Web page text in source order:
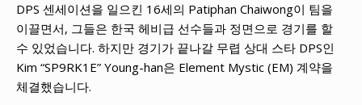
DPS 센세이션을 일으킨 16세의 Patiphan Chaiwong이 팀을
이끌면서, 그들은 한국 헤비급 선수들과 정면으로 경기를 할
수 있었습니다. 하지만 경기가 끝나갈 무렵 상대 스타 DPS인
Kim “SP9RK1E” Young-han은 Element Mystic (EM) 계약을
체결했습니다.